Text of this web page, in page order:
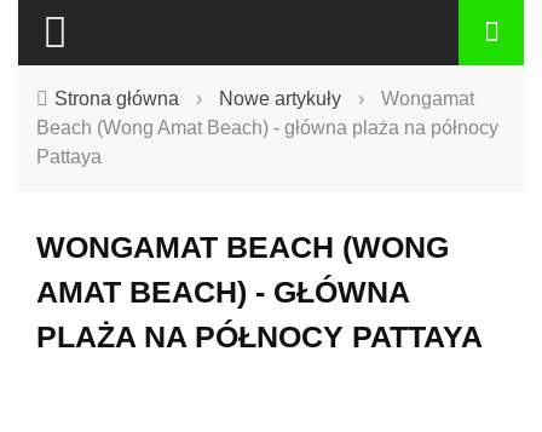
Strona główna › Nowe artykuły ›
Wongamat
Beach (Wong Amat Beach) - główna plaża na północy
Pattaya
WONGAMAT BEACH (WONG
AMAT BEACH) - GŁÓWNA
PLAŻA NA PÓŁNOCY PATTAYA